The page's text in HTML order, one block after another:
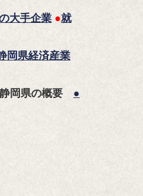
大手企業 ●就
岡県経済産業
静岡県の概要 ●